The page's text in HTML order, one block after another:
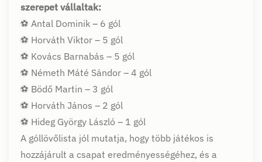
szerepet vállaltak:
⚽️ Antal Dominik – 6 gól
⚽️ Horváth Viktor – 5 gól
⚽️ Kovács Barnabás – 5 gól
⚽️ Németh Máté Sándor – 4 gól
⚽️ Bödő Martin – 3 gól
⚽️ Horváth János – 2 gól
⚽️ Hideg György László – 1 gól
A góllövőlista jól mutatja, hogy több játékos is
hozzájárult a csapat eredményességéhez, és a